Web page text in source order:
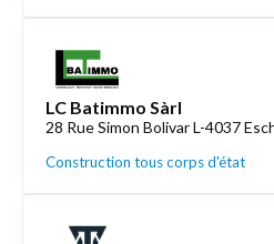
LC Batimmo Sàrl
28 Rue Simon Bolivar L-4037
Construction tous corps d'état